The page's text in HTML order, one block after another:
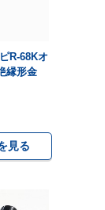
R-68Kオ
縁形金
見る